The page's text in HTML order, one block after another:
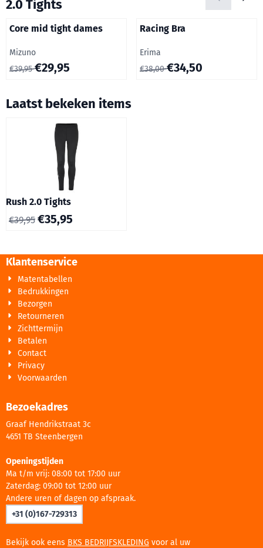
2.0 Tights
Core mid tight dames
Merk:
Mizuno
Van 39,95 voor 29,95
€39,95€29,95
Racing Bra
Merk:
Erima
Van 38,00 voor 34,50
€38,00€34,50
Laatst bekeken items
Rush 2.0 Tights
€39,95 €35,95
Klantenservice
Matentabellen
Bedrukkingen
Bezorgen
Retourneren
Zichttermijn
Betalen
Contact
Privacy
Voorwaarden
Bezoekadres
Graaf Hendrikstraat 3c
4651 TB Steenbergen
Openingstijden
Ma t/m vrij: 08:00 tot 17:00 uur
Zaterdag: 09:00 tot 12:00 uur
Andere uren of dagen op afspraak.
+31 (0)167-729313
Bekijk ook eens BKS BEDRIJFSKLEDING voor al uw